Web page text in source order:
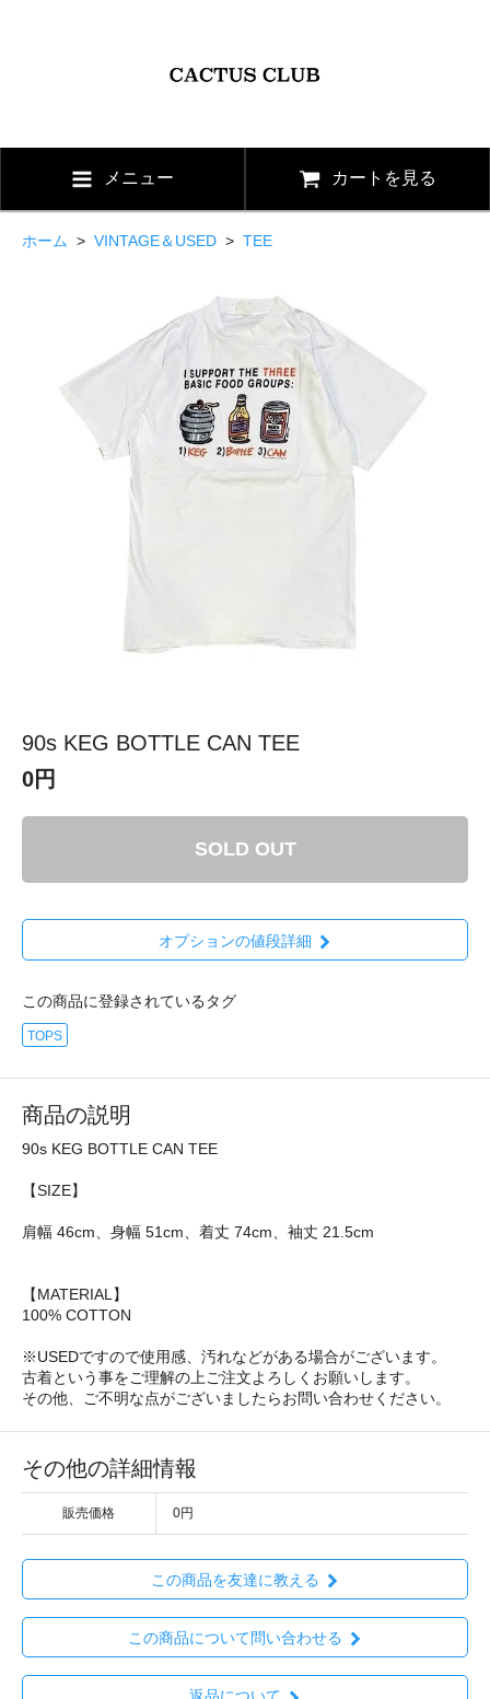
メニュー カートを見る
ホーム > VINTAGE＆USED > TEE
90s KEG BOTTLE CAN TEE
0円
SOLD OUT
オプションの値段詳細
この商品に登録されているタグ
TOPS
商品の説明
90s KEG BOTTLE CAN TEE
【SIZE】
肩幅 46cm、身幅 51cm、着丈 74cm、袖丈 21.5cm
【MATERIAL】
100% COTTON
※USEDですので使用感、汚れなどがある場合がございます。
古着という事をご理解の上ご注文よろしくお願いします。
その他、ご不明な点がございましたらお問い合わせください。
その他の詳細情報
販売価格 0円
この商品を友達に教える
この商品について問い合わせる